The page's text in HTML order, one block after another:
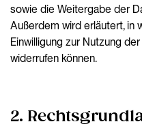
sowie die Weitergabe der
Außerdem wird erläutert, in
Einwilligung zur Nutzung
widerrufen können.
2.